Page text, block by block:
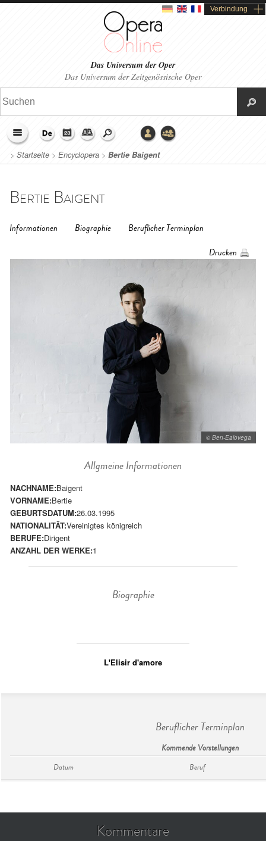
Verbindung
Das Universum der Oper
Das Universum der Zeitgenössische Oper
> Startseite > Encyclopera > Bertie Baigent
Bertie Baigent
Informationen Biographie
Beruflicher Terminplan
Drucken
© Ben-Ealovega
Allgmeine Informationen
NACHNAME:Baigent
VORNAME:Bertie
GEBURTSDATUM:26.03.1995
NATIONALITÄT:Vereinigtes königreich
BERUFE:Dirigent
ANZAHL DER WERKE:1
Biographie
L'Elisir d'amore
Beruflicher Terminplan
Kommende Vorstellungen
Datum Beruf
Kommentare